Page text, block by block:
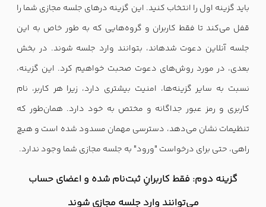
باید گزینه اول را انتخاب کنید. این گزینه درهای جلسه مجازی شما را
قفل می‌کند تا فقط کاربران و گروه‌هایی که به طور خاص به این
جلسه آنلاین دعوت شدهاند، بتوانند وارد جلسه شوند. در بخش
بعدی، در مورد روش‌های دعوت صحبت خواهیم کرد. این گزینه،
نسبت به سایر گزینه‌ها، امنیت بیشتری دارد، زیرا هر کاربر، نام
کاربری و رمز عبور جداگانه و مختص به خود دارد. همان‌طور که
تنظیمات نشان می‌دهد، دسترسی مهمان مسدود شده است و هیچ
راهی، حتی برای درخواست "ورود" به جلسه مجازی شما وجود ندارد.
گزینه دوم: فقط کاربرانِ ثبت‌نام شده و اعضای حساب
می‌توانند وارد جلسه مجازی شوند